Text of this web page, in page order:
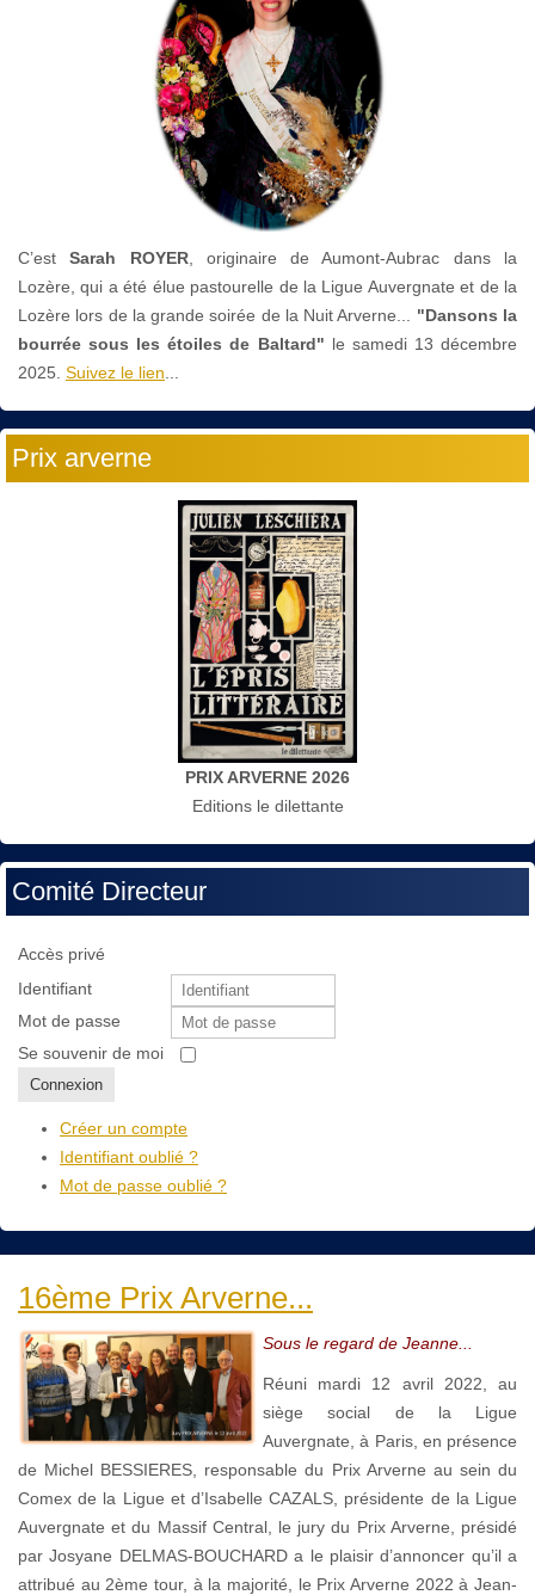
C’estSarah ROYER, originaire de Aumont-Aubrac dans la
Lozère, qui a été élue pastourelle de la Ligue Auvergnate et de la
Lozère lors de la grande soirée de la Nuit Arverne... "Dansons la
bourrée sous les étoiles de Baltard" le samedi 13 décembre
2025. Suivez le lien...
Prix arverne
PRIX ARVERNE 2026
Editions le dilettante
Comité Directeur
Accès privé
Identifiant
Mot de passe
Se souvenir de moi
Connexion
Créer un compte
Identifiant oublié ?
Mot de passe oublié ?
16ème Prix Arverne...
Sous le regard de Jeanne...
Réuni mardi 12 avril 2022, au
siège social de la Ligue
Auvergnate, à Paris, en présence
de Michel BESSIERES, responsable du Prix Arverne au sein du
Comex de la Ligue et d’Isabelle CAZALS, présidente de la Ligue
Auvergnate et du Massif Central, le jury du Prix Arverne, présidé
par Josyane DELMAS-BOUCHARD a le plaisir d’annoncer qu’il a
attribué au 2ème tour, à la majorité, le Prix Arverne 2022 à Jean-